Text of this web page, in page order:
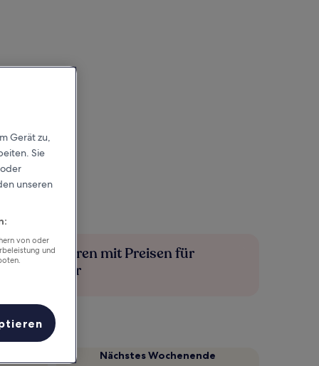
Mehr sparen mit Preisen für
Mitglieder
Nächstes Wochenende
Gerät zu,
Sie
unseren
von oder
und